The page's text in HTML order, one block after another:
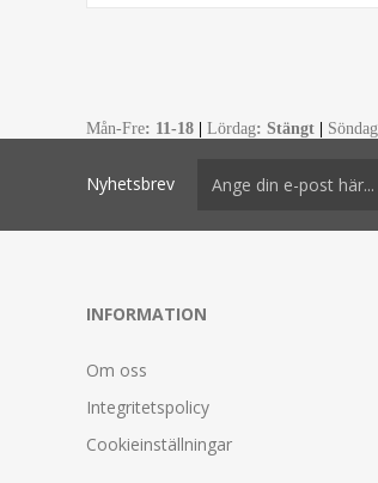
Mån-Fre: 11-18 Lördag: Stängt Söndag
Nyhetsbrev
INFORMATION
Om oss
Integritetspolicy
Cookieinställningar